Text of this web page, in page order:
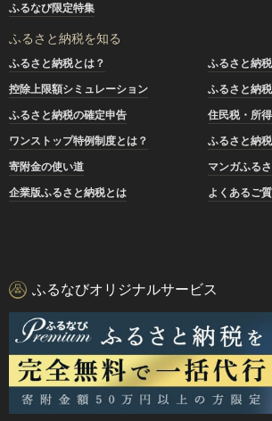
ふるなび限定特集
ふるさと納税を知る
ふるさと納税とは？
ふるさと納
控除上限額シミュレーション
ふるさと納
ふるさと納税の確定申告
住民税・所
ワンストップ特例制度とは？
ふるさと納
寄附金の使い道
マンガふる
企業版ふるさと納税とは
よくあるご
ふるなびオリジナルサービス